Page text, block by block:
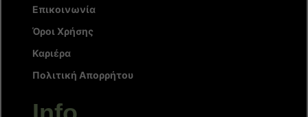
Επικοινωνία
Όροι Χρήσης
Καριέρα
Πολιτική Απορρήτου